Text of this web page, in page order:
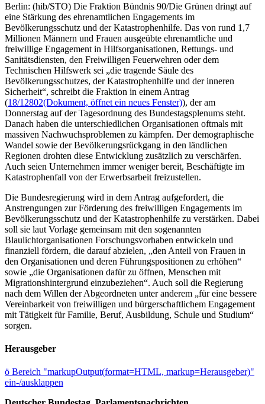
Berlin: (hib/STO) Die Fraktion Bündnis 90/Die Grünen dringt auf
eine Stärkung des ehrenamtlichen Engagements im
Bevölkerungsschutz und der Katastrophenhilfe. Das von rund 1,7
Millionen Männern und Frauen ausgeübte ehrenamtliche und
freiwillige Engagement in Hilfsorganisationen, Rettungs- und
Sanitätsdiensten, den Freiwilligen Feuerwehren oder dem
Technischen Hilfswerk sei „die tragende Säule des
Bevölkerungsschutzes, der Katastrophenhilfe und der inneren
Sicherheit“, schreibt die Fraktion in einem Antrag
(18/12802(Dokument, öffnet ein neues Fenster)), der am
Donnerstag auf der Tagesordnung des Bundestagsplenums steht.
Danach haben die unterschiedlichen Organisationen oftmals mit
massiven Nachwuchsproblemen zu kämpfen. Der demographische
Wandel sowie der Bevölkerungsrückgang in den ländlichen
Regionen drohten diese Entwicklung zusätzlich zu verschärfen.
Auch seien Unternehmen immer weniger bereit, Beschäftigte im
Katastrophenfall von der Erwerbsarbeit freizustellen.
Die Bundesregierung wird in dem Antrag aufgefordert, die
Anstrengungen zur Förderung des freiwilligen Engagements im
Bevölkerungsschutz und der Katastrophenhilfe zu verstärken. Dabei
soll sie laut Vorlage gemeinsam mit den sogenannten
Blaulichtorganisationen Forschungsvorhaben entwickeln und
finanziell fördern, die darauf abzielen, „den Anteil von Frauen in
den Organisationen und deren Führungspositionen zu erhöhen“
sowie „die Organisationen dafür zu öffnen, Menschen mit
Migrationshintergrund einzubeziehen“. Auch soll die Regierung
nach dem Willen der Abgeordneten unter anderem „für eine bessere
Vereinbarkeit von freiwilligen und bürgerschaftlichem Engagement
mit Tätigkeit für Familie, Beruf, Ausbildung, Schule und Studium“
sorgen.
Herausgeber
ö Bereich "markupOutput(format=HTML, markup=Herausgeber)"
ein-/ausklappen